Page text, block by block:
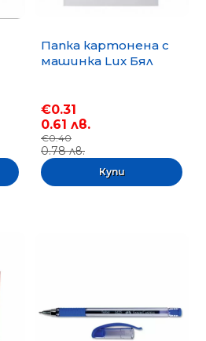
Папка картонена с
машинка Lux Бял
€0.31
0.61 лв.
€0.40
0.78 лв.